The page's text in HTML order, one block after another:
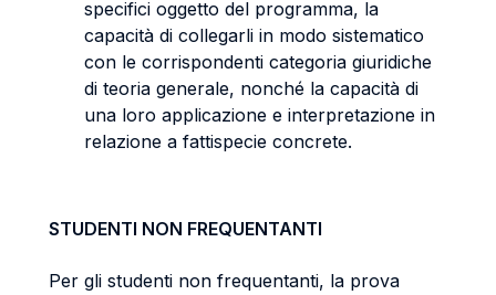
specifici oggetto del programma, la
capacità di collegarli in modo sistematico
con le corrispondenti categoria giuridiche
di teoria generale, nonché la capacità di
una loro applicazione e interpretazione in
relazione a fattispecie concrete.
STUDENTI NON FREQUENTANTI
Per gli studenti non frequentanti, la prova